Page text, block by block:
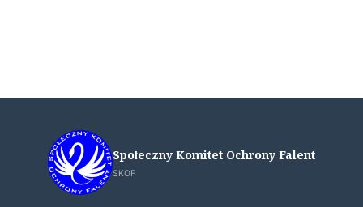
Społeczny Komitet Ochrony Falent
SKOF